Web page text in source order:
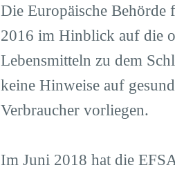
Die Europäische
2016 im Hinblick auf die
Lebensmitteln zu dem
keine Hinweise auf
Verbraucher vorliegen.
Im Juni 2018 hat die